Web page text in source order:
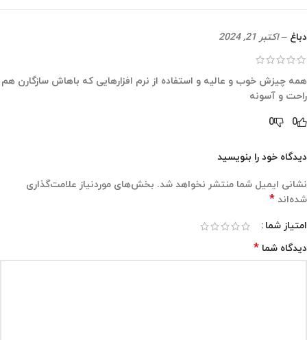
دباغ – اکتبر 21, 2024
همه چیزش خوب و عالیه و استفاده از نرم افزارهایی که باهاش سازگارن هم
راحت و آسونه
0
0
دیدگاه خود را بنویسید
نشانی ایمیل شما منتشر نخواهد شد. بخش‌های موردنیاز علامت‌گذاری
شده‌اند *
امتیاز شما
دیدگاه شما *